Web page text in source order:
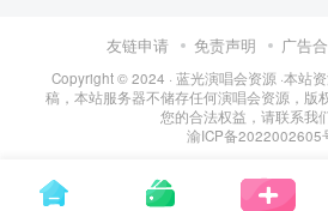
友链申请 免责声明 广告
Copyright © 2024 · 蓝光演唱会资源 ·本站
稿，本站服务器不储存任何演唱会资源，版
您的合法权益，请联系我
渝ICP备2022002605